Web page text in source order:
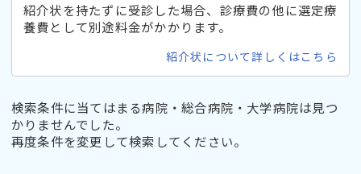
紹介状を持たずに受診した場合、診療費の他に選定療
養費として別途料金がかかります。
紹介状について詳しくはこちら
検索条件に当てはまる病院・総合病院・大学病院は見つ
かりませんでした。
再度条件を変更して検索してください。